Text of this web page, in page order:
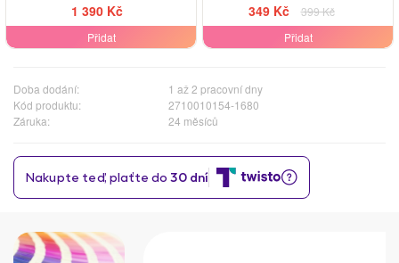
1 390 Kč
Přidat
349 Kč
399 Kč
Přidat
Doba dodání:
1 až 2 pracovní dny
Kód produktu:
2710010154-1680
Záruka:
24 měsíců